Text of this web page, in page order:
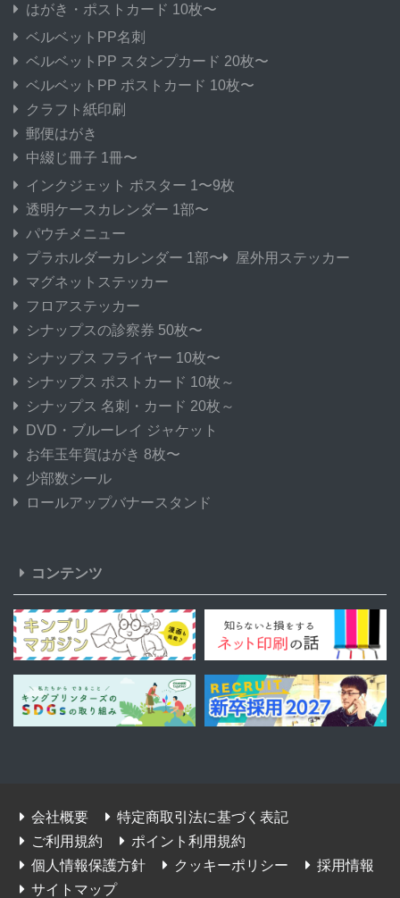
はがき・ポストカード 10枚〜
ベルベットPP名刺
ベルベットPP スタンプカード 20枚〜
ベルベットPP ポストカード 10枚〜
クラフト紙印刷
郵便はがき
中綴じ冊子 1冊〜
インクジェット ポスター 1〜9枚
透明ケースカレンダー 1部〜
パウチメニュー
プラホルダーカレンダー 1部〜
屋外用ステッカー
マグネットステッカー
フロアステッカー
シナップスの診察券 50枚〜
シナップス フライヤー 10枚〜
シナップス ポストカード 10枚～
シナップス 名刺・カード 20枚～
DVD・ブルーレイ ジャケット
お年玉年賀はがき 8枚〜
少部数シール
ロールアップバナースタンド
コンテンツ
会社概要
特定商取引法に基づく表記
ご利用規約
ポイント利用規約
個人情報保護方針
クッキーポリシー
採用情報
サイトマップ